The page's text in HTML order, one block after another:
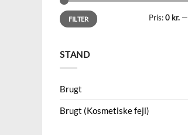
Mindste
pris
Højeste
prisFILTER Pris:0 kr.—
STAND
Brugt
Brugt (Kosmetiske fejl)